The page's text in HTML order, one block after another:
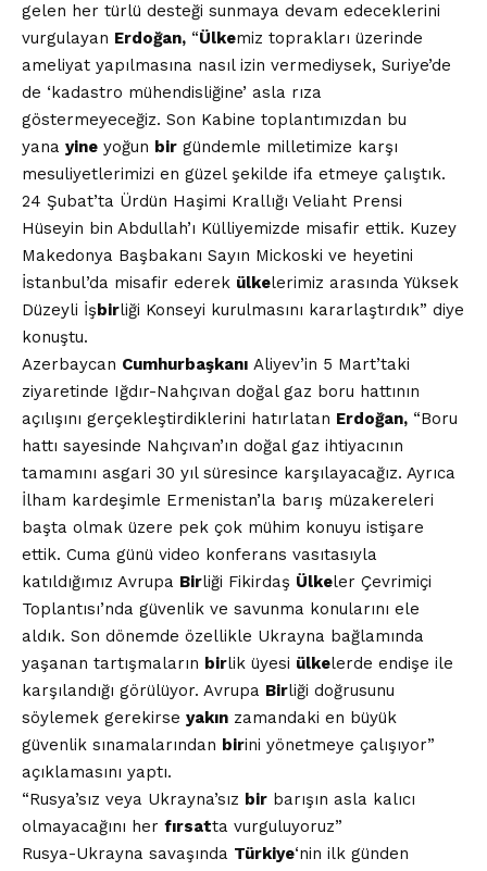
gelen her türlü desteği sunmaya devam edeceklerini
vurgulayan Erdoğan, “Ülkemiz toprakları üzerinde
ameliyat yapılmasına nasıl izin vermediysek, Suriye’de
de ‘kadastro mühendisliğine’ asla rıza
göstermeyeceğiz. Son Kabine toplantımızdan bu
yana yine yoğun bir gündemle milletimize karşı
mesuliyetlerimizi en güzel şekilde ifa etmeye çalıştık.
24 Şubat’ta Ürdün Haşimi Krallığı Veliaht Prensi
Hüseyin bin Abdullah’ı Külliyemizde misafir ettik. Kuzey
Makedonya Başbakanı Sayın Mickoski ve heyetini
İstanbul’da misafir ederek ülkelerimiz arasında Yüksek
Düzeyli İş birliği Konseyi kurulmasını kararlaştırdık” diye
konuştu.
Azerbaycan Cumhurbaşkanı Aliyev’in 5 Mart’taki
ziyaretinde Iğdır-Nahçıvan doğal gaz boru hattının
açılışını gerçekleştirdiklerini hatırlatan Erdoğan, “Boru
hattı sayesinde Nahçıvan’ın doğal gaz ihtiyacının
tamamını asgari 30 yıl süresince karşılayacağız. Ayrıca
İlham kardeşimle Ermenistan’la barış müzakereleri
başta olmak üzere pek çok mühim konuyu istişare
ettik. Cuma günü video konferans vasıtasıyla
katıldığımız Avrupa Birliği Fikirdaş Ülkeler Çevrimiçi
Toplantısı’nda güvenlik ve savunma konularını ele
aldık. Son dönemde özellikle Ukrayna bağlamında
yaşanan tartışmaların birlik üyesi ülkelerde endişe ile
karşılandığı görülüyor. Avrupa Birliği doğrusunu
söylemek gerekirse yakın zamandaki en büyük
güvenlik sınamalarından birini yönetmeye çalışıyor”
açıklamasını yaptı.
“Rusya’sız veya Ukrayna’sız bir barışın asla kalıcı
olmayacağını her fırsatta vurguluyoruz”
Rusya-Ukrayna savaşında Türkiye‘nin ilk günden